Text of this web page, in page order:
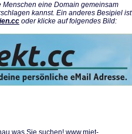
eine Domain gemeinsam
kannst. Ein anderes Besipiel ist
oder klicke auf folgendes Bild:
was Sie suchen! www.miet-